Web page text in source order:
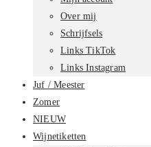
Over mij
Schrijfsels
Links TikTok
Links Instagram
Juf / Meester
Zomer
NIEUW
Wijnetiketten